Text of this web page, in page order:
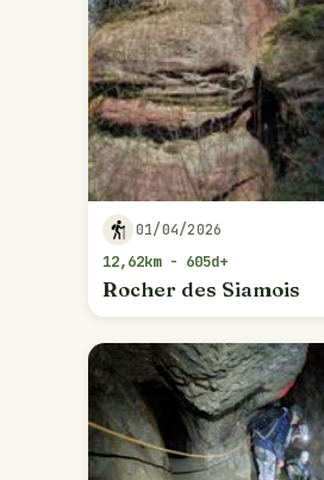
01/04/2026
12,62km - 605d+
Rocher des Siamois